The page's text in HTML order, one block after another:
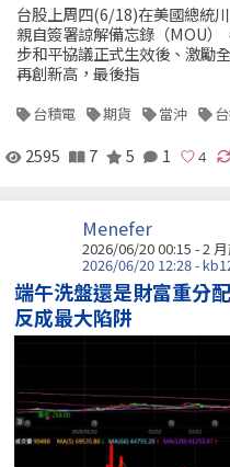
台股上周四(6/18)在美國總統
親自簽署諒解備忘錄（MOU
步和平協議正式生效後、激勵
再創新高，最後指
台積電 期貨 當沖
2595 7 5 1
Menefer
2026/06/20 00:15 - 2
2026/06/20 12:28 -
端午洗盤還是財富重分
反成最大陷阱